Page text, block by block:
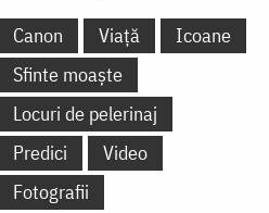
Canon Viață
Icoane
Sfinte moaște
Locuri de pelerinaj
Predici
Video
Fotografii